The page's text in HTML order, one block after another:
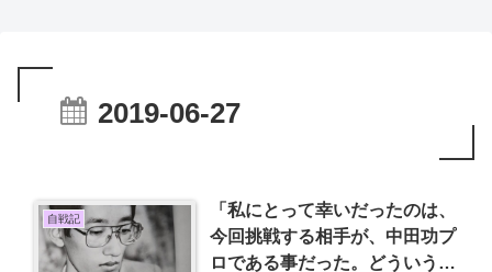
2019-06-27
自戦記
「私にとって幸いだったのは、
今回挑戦する相手が、中田功プ
ロである事だった。どういう事